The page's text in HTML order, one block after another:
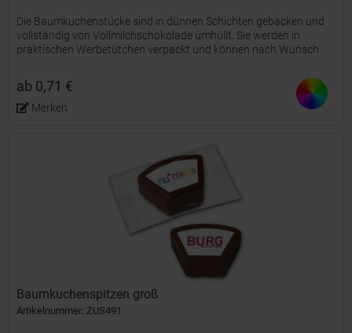
Die Baumkuchenstücke sind in dünnen Schichten gebacken und
vollständig von Vollmilchschokolade umhüllt. Sie werden in
praktischen Werbetütchen verpackt und können nach Wunsch
ab 0,71 €
Merken
Baumkuchenspitzen groß
Artikelnummer: ZUS491